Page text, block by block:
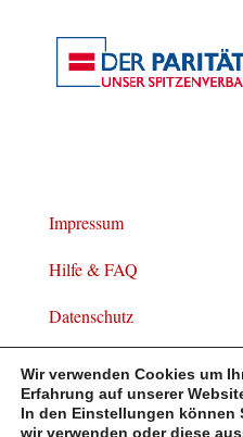
Impressum
Hilfe & FAQ
Datenschutz
Wir verwenden Cookies um
Erfahrung auf unserer
In den Einstellungen können
wir verwenden oder diese